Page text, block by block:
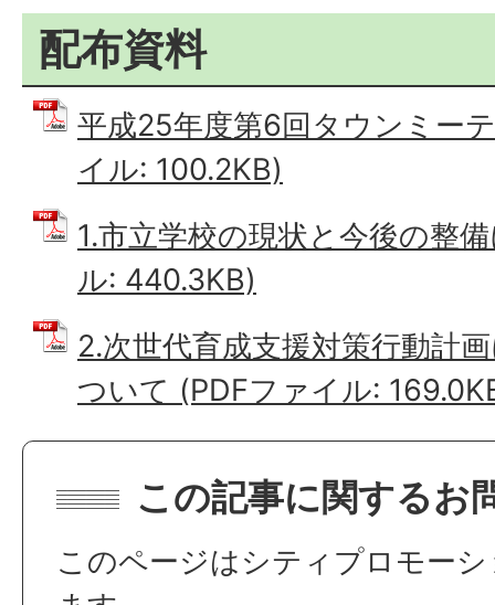
配布資料
平成25年度第6回タウンミー
イル: 100.2KB)
1.市立学校の現状と今後の整
ル: 440.3KB)
2.次世代育成支援対策行動計
ついて (PDFファイル:
この記事に関するお
このページはシティプロモー